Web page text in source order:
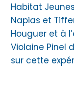
Habitat
Napias et
Houguer et à
Violaine Pinel
sur cette